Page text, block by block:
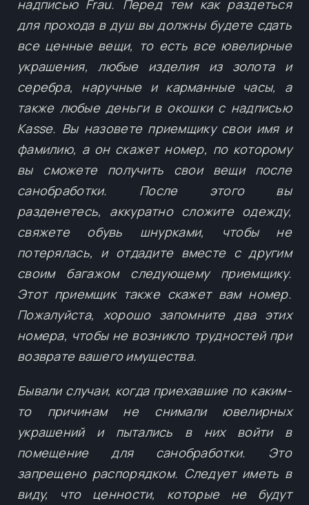
надписью Frau. Перед тем как раздеться
для прохода в душ вы должны будете сдать
все ценные вещи, то есть все ювелирные
украшения, любые изделия из золота и
серебра, наручные и карманные часы, а
также любые деньги в окошки с надписью
Kasse. Вы назовете приемщику свои имя и
фамилию, а он скажет номер, по которому
вы сможете получить свои вещи после
санобработки. После этого вы
разденетесь, аккуратно сложите одежду,
свяжете обувь шнурками, чтобы не
потерялась, и отдадите вместе с другим
своим багажом следующему приемщику.
Этот приемщик также скажет вам номер.
Пожалуйста, хорошо запомните два этих
номера, чтобы не возникло трудностей при
возврате вашего имущества.
Бывали случаи, когда приехавшие по каким-
то причинам не снимали ювелирных
украшений и пытались в них войти в
помещение для санобработки. Это
запрещено распорядком. Следует иметь в
виду, что ценности, которые не будут